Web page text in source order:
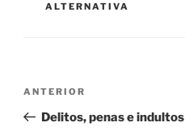
ALTERNATIVA
Navegación
entradas
Entrada
anterior:
ANTERIOR
Delitos, penas e indultos